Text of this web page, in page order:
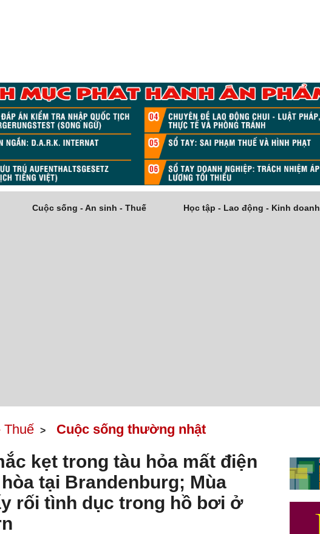
Cuộc sống - An sinh - Thuế Học tập - Lao động - Kinh doanh
Thuế Cuộc sống thường nhật
kẹt trong tàu hỏa mất điện
tại Brandenburg; Mùa
rối tình dục trong hồ bơi ở